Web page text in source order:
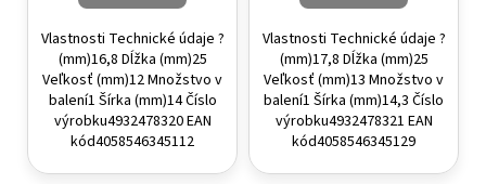
Vlastnosti Technické údaje ?
(mm)16,8 Dĺžka (mm)25
Veľkosť (mm)12 Množstvo v
balení1 Šírka (mm)14 Číslo
výrobku4932478320 EAN
kód4058546345112
Vlastnosti Technické údaje ?
(mm)17,8 Dĺžka (mm)25
Veľkosť (mm)13 Množstvo v
balení1 Šírka (mm)14,3 Číslo
výrobku4932478321 EAN
kód4058546345129